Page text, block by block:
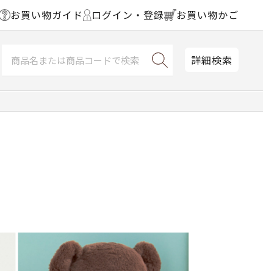
お買い物ガイド ログイン・登録 お買い物かご
詳細検索